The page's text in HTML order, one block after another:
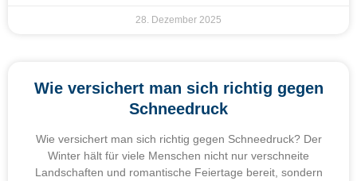
28. Dezember 2025
Wie versichert man sich richtig gegen
Schneedruck
Wie versichert man sich richtig gegen Schneedruck? Der
Winter hält für viele Menschen nicht nur verschneite
Landschaften und romantische Feiertage bereit, sondern